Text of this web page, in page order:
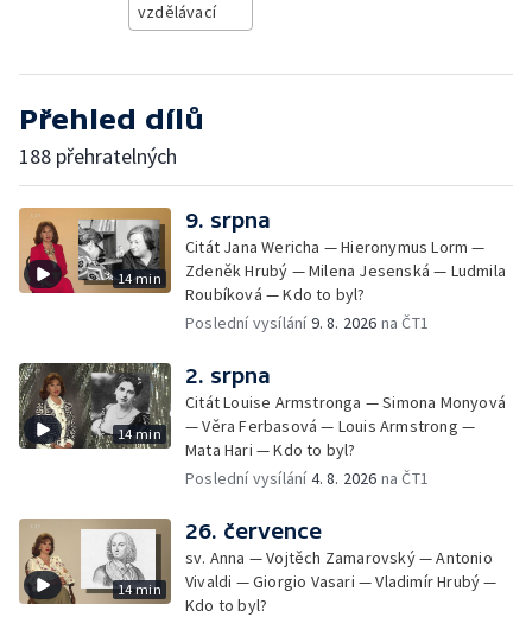
vzdělávací
Přehled dílů
188 přehratelných
14 min
9. srpna
Citát Jana Wericha — Hieronymus Lorm —
Zdeněk Hrubý — Milena Jesenská — Ludmila
Roubíková — Kdo to byl?
Poslední vysílání9. 8. 2026 na ČT1
14 min
2. srpna
Citát Louise Armstronga — Simona Monyová
— Věra Ferbasová — Louis Armstrong —
Mata Hari — Kdo to byl?
Poslední vysílání4. 8. 2026 na ČT1
14 min
26. července
sv. Anna — Vojtěch Zamarovský — Antonio
Vivaldi — Giorgio Vasari — Vladimír Hrubý —
Kdo to byl?